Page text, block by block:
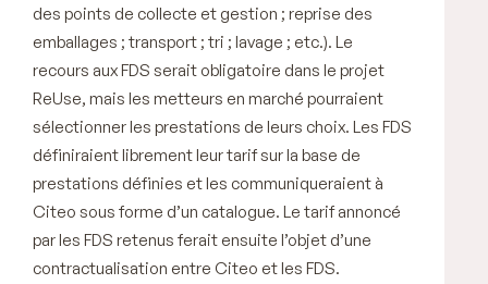
des points de collecte et gestion ; reprise des
emballages ; transport ; tri ; lavage ; etc.). Le
recours aux FDS serait obligatoire dans le projet
ReUse, mais les metteurs en marché pourraient
sélectionner les prestations de leurs choix. Les FDS
définiraient librement leur tarif sur la base de
prestations définies et les communiqueraient à
Citeo sous forme d’un catalogue. Le tarif annoncé
par les FDS retenus ferait ensuite l’objet d’une
contractualisation entre Citeo et les FDS.